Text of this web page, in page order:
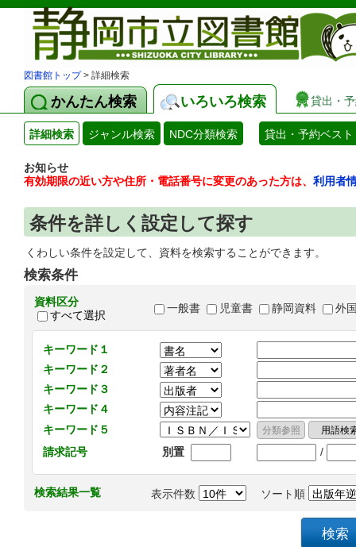
図書館トップ> 詳細検索
かんたん検索 いろいろ検索 貸出・
詳細検索 ジャンル検索 NDC分類検索 貸出・予約ベスト
お知らせ
有効期限の近い方や住所・電話番号に変更のあった方は、 利用者
条件を詳しく設定して探す
くわしい条件を設定して、資料を検索することができます。
検索条件
資料区分
すべて選択
一般書 児童書 静岡資料 外
キーワード１
キーワード２
キーワード３
キーワード４
キーワード５
請求記号
別置 /
検索結果一覧 表示件数 ソート順